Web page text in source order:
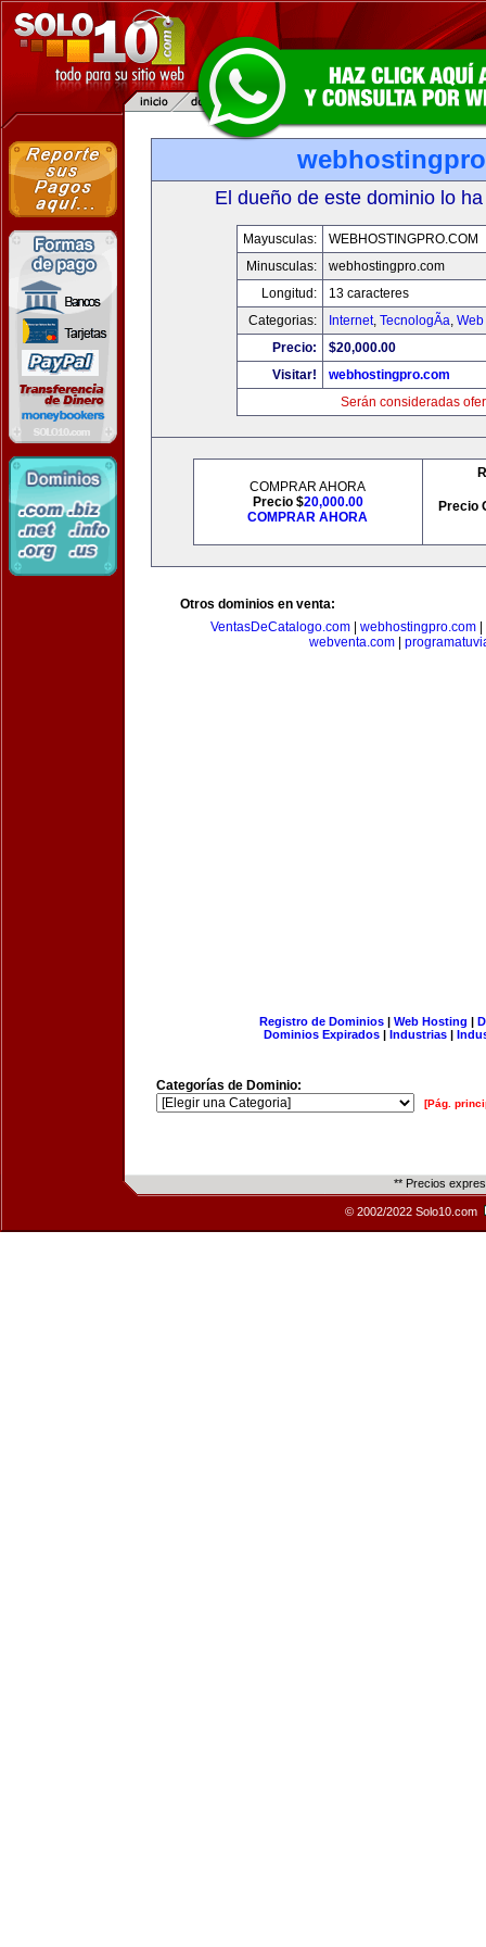
El dueño de este dominio lo
Mayusculas:
WEBHOSTINGPRO.COM
Minusculas:
webhostingpro.com
Longitud:
13 caracteres
Categorias:
Internet, TecnologÃ­a,
Precio:
$20,000.00
Visitar!
webhostingpro.com
Serán consideradas
COMPRAR AHORA
Precio $20,000.00
COMPRAR AHORA
Precio
Otros dominios en venta:
VentasDeCatalogo.com| webhostingpro.com|
webventa.com|
Registro de Dominios| Web Hosting |
Dominios Expirados | Industrias |
Categorías de Dominio:
[Pág.
** Precios
© 2002/2022 Solo10.com